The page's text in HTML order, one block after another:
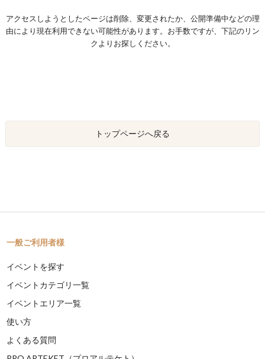
アクセスしようとしたページは削除、変更されたか、公開準備中などの理
由により現在利用できない可能性があります。お手数ですが、下記のリン
クよりお探しください。
トップページへ戻る
一般ご利用者様
イベントを探す
イベントカテゴリ一覧
イベントエリア一覧
使い方
よくある質問